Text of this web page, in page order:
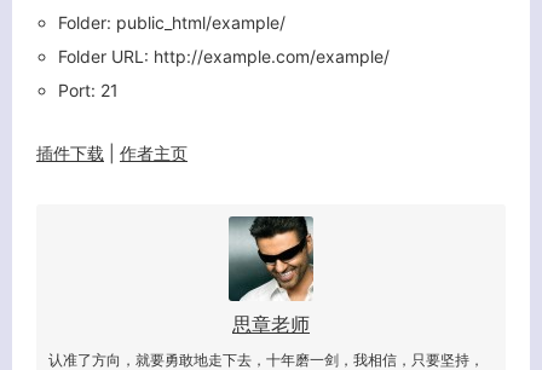
Folder: public_html/example/
Folder URL: http://example.com/example/
Port: 21
插件下载 作者主页
思章老师
认准了方向，就要勇敢地走下去，十年磨一剑，我相信，只要坚持，